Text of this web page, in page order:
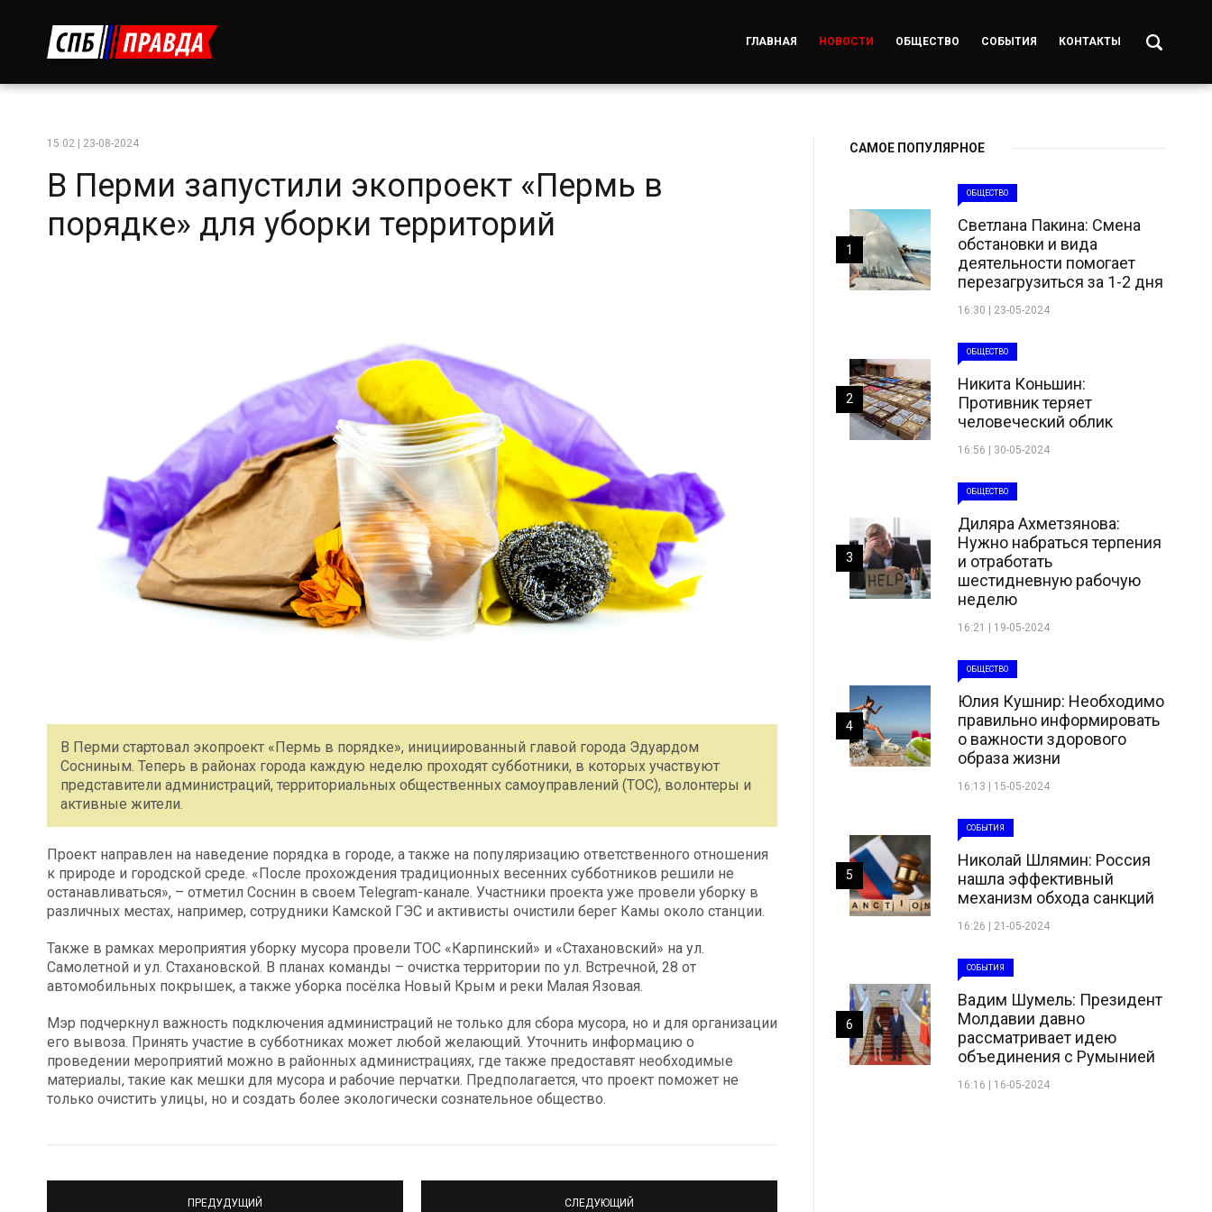
ГЛАВНАЯ НОВОСТИ ОБЩЕСТВО СОБЫТИЯ КОНТАКТЫ
15:02 | 23-08-2024
В Перми запустили экопроект «Пермь в
порядке» для уборки территорий
В Перми стартовал экопроект «Пермь в порядке», инициированный главой города Эдуардом
Сосниным. Теперь в районах города каждую неделю проходят субботники, в которых участвуют
представители администраций, территориальных общественных самоуправлений (ТОС), волонтеры и
активные жители.
Проект направлен на наведение порядка в городе, а также на популяризацию ответственного отношения
к природе и городской среде. «После прохождения традиционных весенних субботников решили не
останавливаться», – отметил Соснин в своем Telegram-канале. Участники проекта уже провели уборку в
различных местах, например, сотрудники Камской ГЭС и активисты очистили берег Камы около станции.
Также в рамках мероприятия уборку мусора провели ТОС «Карпинский» и «Стахановский» на ул.
Самолетной и ул. Стахановской. В планах команды – очистка территории по ул. Встречной, 28 от
автомобильных покрышек, а также уборка посёлка Новый Крым и реки Малая Язовая.
Мэр подчеркнул важность подключения администраций не только для сбора мусора, но и для организации
его вывоза. Принять участие в субботниках может любой желающий. Уточнить информацию о
проведении мероприятий можно в районных администрациях, где также предоставят необходимые
материалы, такие как мешки для мусора и рабочие перчатки. Предполагается, что проект поможет не
только очистить улицы, но и создать более экологически сознательное общество.
ПРЕДУДУЩИЙ СЛЕДУЮЩИЙ
САМОЕ ПОПУЛЯРНОЕ
ОБЩЕСТВО
Светлана Пакина: Смена
обстановки и вида
деятельности помогает
перезагрузиться за 1-2 дня
16:30 | 23-05-2024
1
ОБЩЕСТВО
Никита Коньшин:
Противник теряет
человеческий облик
16:56 | 30-05-2024
2
ОБЩЕСТВО
Диляра Ахметзянова:
Нужно набраться терпения
и отработать
шестидневную рабочую
неделю
16:21 | 19-05-2024
3
ОБЩЕСТВО
Юлия Кушнир: Необходимо
правильно информировать
о важности здорового
образа жизни
16:13 | 15-05-2024
4
СОБЫТИЯ
Николай Шлямин: Россия
нашла эффективный
механизм обхода санкций
16:26 | 21-05-2024
5
СОБЫТИЯ
Вадим Шумель: Президент
Молдавии давно
рассматривает идею
объединения с Румынией
16:16 | 16-05-2024
6